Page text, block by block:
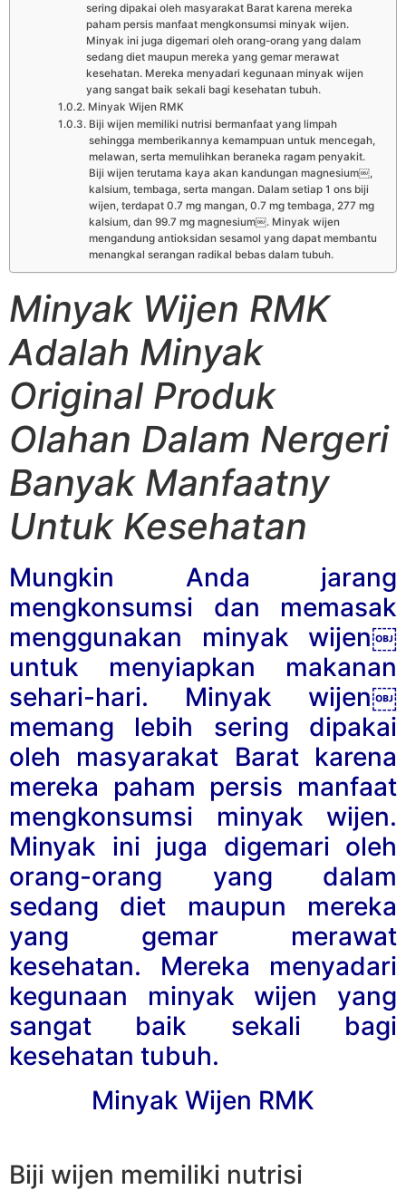
sering dipakai oleh masyarakat Barat karena mereka
paham persis manfaat mengkonsumsi minyak wijen.
Minyak ini juga digemari oleh orang-orang yang dalam
sedang diet maupun mereka yang gemar merawat
kesehatan. Mereka menyadari kegunaan minyak wijen
yang sangat baik sekali bagi kesehatan tubuh.
Minyak Wijen RMK
Biji wijen memiliki nutrisi bermanfaat yang limpah
sehingga memberikannya kemampuan untuk mencegah,
melawan, serta memulihkan beraneka ragam penyakit.
Biji wijen terutama kaya akan kandungan magnesium￼,
kalsium, tembaga, serta mangan. Dalam setiap 1 ons biji
wijen, terdapat 0.7 mg mangan, 0.7 mg tembaga, 277 mg
kalsium, dan 99.7 mg magnesium￼. Minyak wijen
mengandung antioksidan sesamol yang dapat membantu
menangkal serangan radikal bebas dalam tubuh.
Minyak Wijen RMK
Adalah Minyak
Original Produk
Olahan Dalam Nergeri
Banyak Manfaatny
Untuk Kesehatan
Mungkin Anda jarang
mengkonsumsi dan memasak
menggunakan minyak wijen￼
untuk menyiapkan makanan
sehari-hari. Minyak wijen￼
memang lebih sering dipakai
oleh masyarakat Barat karena
mereka paham persis manfaat
mengkonsumsi minyak wijen.
Minyak ini juga digemari oleh
orang-orang yang dalam
sedang diet maupun mereka
yang gemar merawat
kesehatan. Mereka menyadari
kegunaan minyak wijen yang
sangat baik sekali bagi
kesehatan tubuh.
Minyak Wijen RMK
Biji wijen memiliki nutrisi